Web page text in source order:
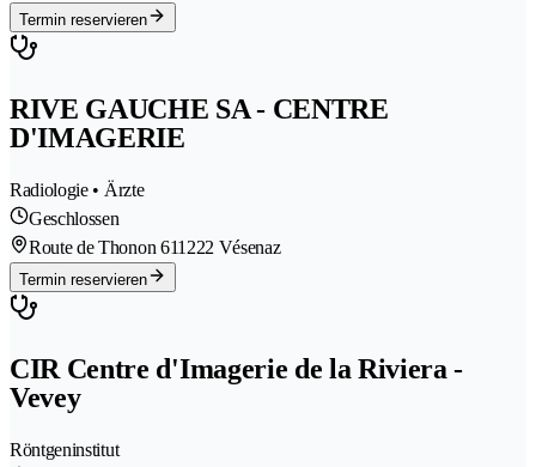
Termin reservieren
RIVE GAUCHE SA - CENTRE
D'IMAGERIE
Radiologie • Ärzte
Geschlossen
Route de Thonon 611222 Vésenaz
Termin reservieren
CIR Centre d'Imagerie de la Riviera -
Vevey
Röntgeninstitut